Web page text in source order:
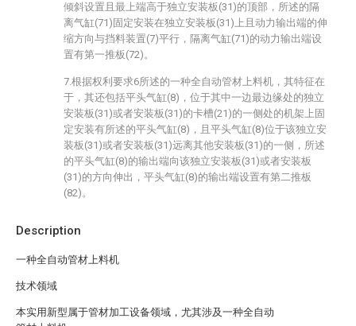
Description
一种全自动管材上料机
技术领域
本实用新型属于管材加工设备领域，尤其涉及一种全自动
倾斜设置且最上端高于独立安装板(31)的顶部，所述的隔
离气缸(71)固定安装在独立安装板(31)上且动力输出端的伸
缩方向与挡料装置(7)平行，隔离气缸(71)的动力输出端设
置有第一推板(72)。
7.根据权利要求6所述的一种全自动管材上料机，其特征在
于，其还包括平头气缸(8)，位于其中一边最边缘处的独立
安装板(31)或者安装板(31)的卡槽(21)的一侧处的机架上固
定安装有所述的平头气缸(8)，且平头气缸(8)位于该独立安
装板(31)或者安装板(31)远离其他安装板(31)的一侧，所述
的平头气缸(8)的输出端向该独立安装板(31)或者安装板
(31)的方向伸出，平头气缸(8)的输出端设置有第二推板
(82)。